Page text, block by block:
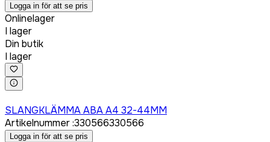
Logga in för att se pris
Onlinelager
I lager
Din butik
I lager
SLANGKLÄMMA ABA A4 32-44MM
Artikelnummer:330566330566
Logga in för att se pris